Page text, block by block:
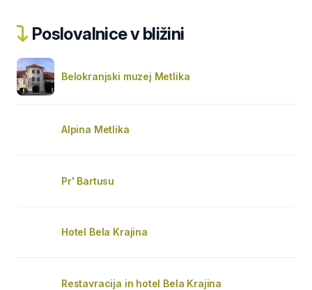
Poslovalnice v bližini
Belokranjski muzej Metlika
Alpina Metlika
Pr' Bartusu
Hotel Bela Krajina
Restavracija in hotel Bela Krajina